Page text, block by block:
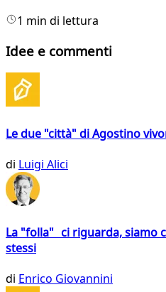
1 min di lettura
Idee e commenti
Le due "città" di Agostino
di Luigi Alici
La "folla" ci riguarda, siamo
stessi
di Enrico Giovannini